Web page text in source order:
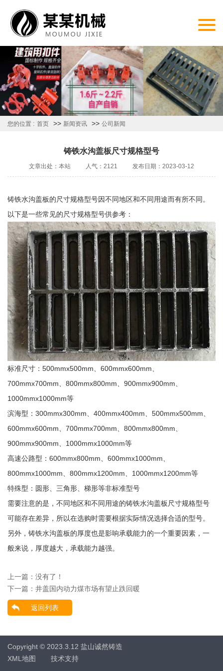
您的位置 : 首页 >> 新闻资讯 >> 公司新闻
铸铁水沟盖板尺寸规格型号
文章出处：本站 人气：2121 发布日期：2023-03-12
铸铁水沟盖板的尺寸规格型号因不同地区和不同用途而有所不同。
以下是一些常见的尺寸规格型号供参考：
标准尺寸：500mmx500mm、600mmx600mm、
700mmx700mm、800mmx800mm、900mmx900mm、
1000mmx1000mm等
滨海型：300mmx300mm、400mmx400mm、500mmx500mm、
600mmx600mm、700mmx700mm、800mmx800mm、
900mmx900mm、1000mmx1000mm等
高速公路型：600mmx800mm、600mmx1000mm、
800mmx1000mm、800mmx1200mm、1000mmx1200mm等
特殊型：圆形、三角形、梯形等非标准型号
需要注意的是，不同地区和不同用途的铸铁水沟盖板 尺寸规格型号
可能存在差异，所以在选购时需要根据实际情况选择合适的型号。
另外，铸铁水沟盖板的厚度也是影响承载能力的一个重要因素，一
般来说，厚度越大，承载能力越强。
上一篇：没有了！
下一篇： 井盖国内动力煤市场有望止跌回暖
返回列表
Copyright © 2023.3.12 盐山诚然铸造
XML地图
技术支持